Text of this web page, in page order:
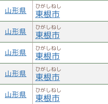
山形県 ひがしねし
東根市
山形県 ひがしねし
東根市
山形県 ひがしねし
東根市
山形県 ひがしねし
東根市
山形県 ひがしねし
東根市